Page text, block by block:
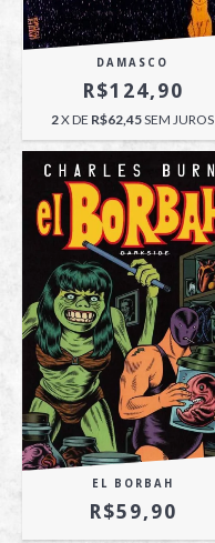
DAMASCO
R$124,90
2X DE R$62,45SEM JUROS
EL BORBAH
R$59,90